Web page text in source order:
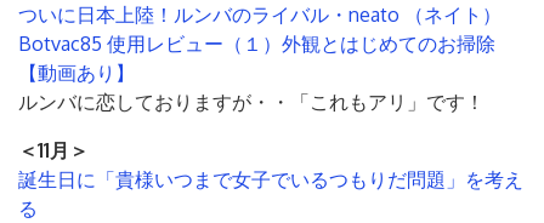
ついに日本上陸！ルンバのライバル・neato （ネイト）
Botvac85 使用レビュー（１）外観とはじめてのお掃除
【動画あり】
ルンバに恋しておりますが・・「これもアリ」です！
＜11月＞
誕生日に「貴様いつまで女子でいるつもりだ問題」を考え
る